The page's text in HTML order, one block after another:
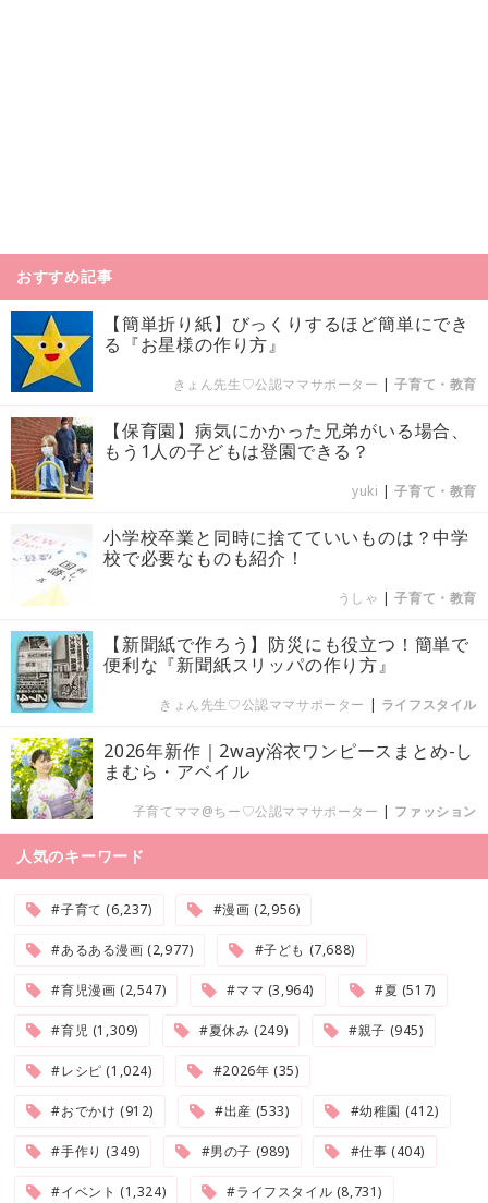
おすすめ記事
【簡単折り紙】びっくりするほど簡単にでき
る『お星様の作り方』
きょん先生♡公認ママサポーター |子育て・教育
【保育園】病気にかかった兄弟がいる場合、
もう1人の子どもは登園できる？
yuki |子育て・教育
小学校卒業と同時に捨てていいものは？中学
校で必要なものも紹介！
うしゃ |子育て・教育
【新聞紙で作ろう】防災にも役立つ！簡単で
便利な『新聞紙スリッパの作り方』
きょん先生♡公認ママサポーター | ライフスタイル
2026年新作｜2way浴衣ワンピースまとめ-し
まむら・アベイル
子育てママ@ちー♡公認ママサポーター | ファッション
人気のキーワード
#子育て (6,237) #漫画 (2,956)
#あるある漫画 (2,977) #子ども (7,688)
#育児漫画 (2,547) #ママ (3,964) #夏 (517)
#育児 (1,309) #夏休み (249) #親子 (945)
#レシピ (1,024) #2026年 (35)
#おでかけ (912) #出産 (533) #幼稚園 (412)
#手作り (349) #男の子 (989) #仕事 (404)
#イベント (1,324) #ライフスタイル (8,731)